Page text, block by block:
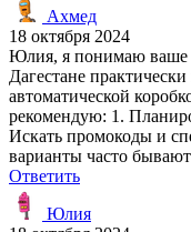
Ахмед
18 октября 2024
Юлия, я понимаю ваше
Дагестане
автоматической
рекомендую: 1.
Искать промокоды и
варианты часто
Ответить
Юлия